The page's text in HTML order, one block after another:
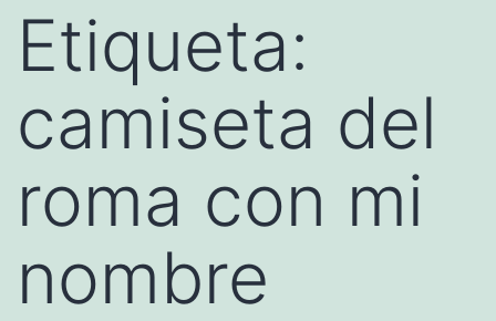
Etiqueta:
camiseta del
roma con mi
nombre